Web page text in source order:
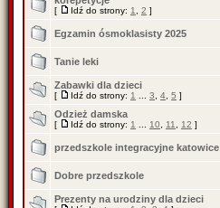
[ Idź do strony: 1 2 ]
Egzamin ósmoklasisty 2025
Tanie leki
Zabawki dla dzieci
[ Idź do strony: 1 3 4 5 ]
Odzież damska
[ Idź do strony: 1 10 11 12 ]
przedszkole integracyjne katowice
Dobre przedszkole
Prezenty na urodziny dla dzieci